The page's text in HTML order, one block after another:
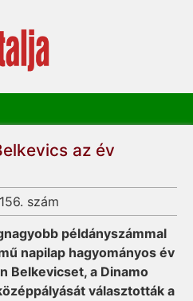
az év
szám
példányszámmal
napilap hagyományos év
Belkevicset, a Dinamo
választották a